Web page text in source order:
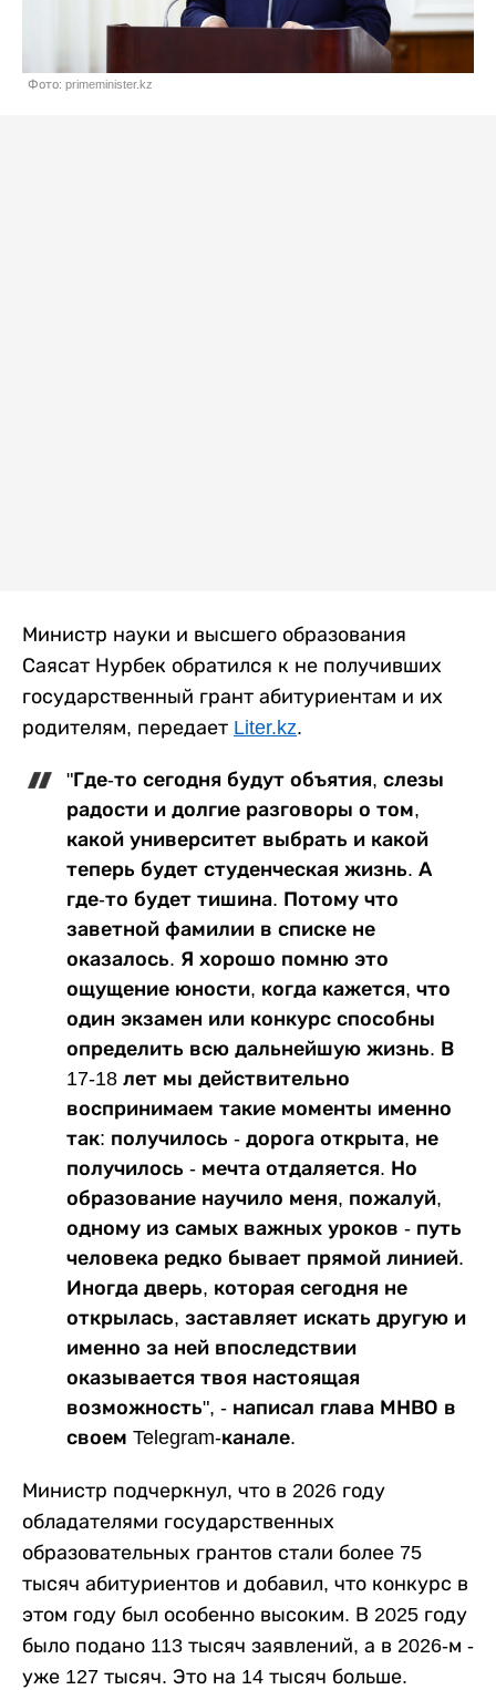
Фото: primeminister.kz
Министр науки и высшего образования
Саясат Нурбек обратился к не получивших
государственный грант абитуриентам и их
родителям, передает Liter.kz.
"Где-то сегодня будут объятия, слезы
радости и долгие разговоры о том,
какой университет выбрать и какой
теперь будет студенческая жизнь. А
где-то будет тишина. Потому что
заветной фамилии в списке не
оказалось. Я хорошо помню это
ощущение юности, когда кажется, что
один экзамен или конкурс способны
определить всю дальнейшую жизнь. В
17-18 лет мы действительно
воспринимаем такие моменты именно
так: получилось - дорога открыта, не
получилось - мечта отдаляется. Но
образование научило меня, пожалуй,
одному из самых важных уроков - путь
человека редко бывает прямой линией.
Иногда дверь, которая сегодня не
открылась, заставляет искать другую и
именно за ней впоследствии
оказывается твоя настоящая
возможность", - написал глава МНВО в
своем Telegram-канале.
Министр подчеркнул, что в 2026 году
обладателями государственных
образовательных грантов стали более 75
тысяч абитуриентов и добавил, что конкурс в
этом году был особенно высоким. В 2025 году
было подано 113 тысяч заявлений, а в 2026-м -
уже 127 тысяч. Это на 14 тысяч больше.